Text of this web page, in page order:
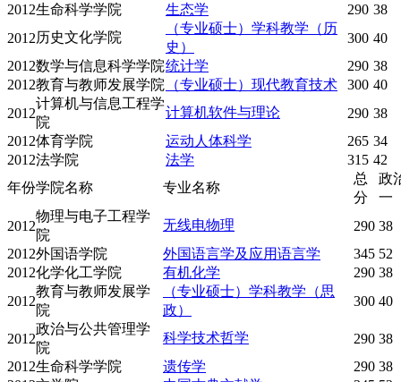
2012生命科学学院 生态学 290 38
2012历史文化学院
（专业硕士）学科教学（历
史）
300 40
2012数学与信息科学学院统计学 290 38
2012教育与教师发展学院 （专业硕士）现代教育技术 300 40
2012
计算机与信息工程学
院
计算机软件与理论 290 38
2012体育学院 运动人体科学 265 34
2012法学院 法学 315 42
年份学院名称 专业名称
总
分
政
一
2012
物理与电子工程学
院
无线电物理 290 38
2012外国语学院 外国语言学及应用语言学 345 52
2012化学化工学院 有机化学 290 38
2012
教育与教师发展学
院
（专业硕士）学科教学（思
政）
300 40
2012
政治与公共管理学
院
科学技术哲学 290 38
2012生命科学学院 遗传学 290 38